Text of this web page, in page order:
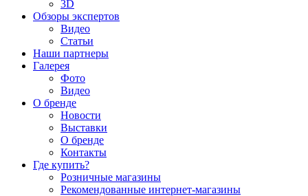
3D
Обзоры экспертов
Видео
Статьи
Наши партнеры
Галерея
Фото
Видео
О бренде
Новости
Выставки
О бренде
Контакты
Где купить?
Розничные магазины
Рекомендованные интернет-магазины